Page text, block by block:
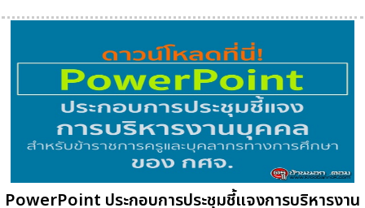
PowerPoint ประกอบการประชุมชี้แจงการบริหารงาน